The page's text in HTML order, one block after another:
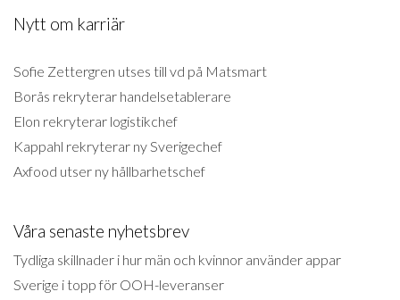
Nytt om karriär
Sofie Zettergren utses till vd på Matsmart
Borås rekryterar handelsetablerare
Elon rekryterar logistikchef
Kappahl rekryterar ny Sverigechef
Axfood utser ny hållbarhetschef
Våra senaste nyhetsbrev
Tydliga skillnader i hur män och kvinnor använder appar
Sverige i topp för OOH-leveranser